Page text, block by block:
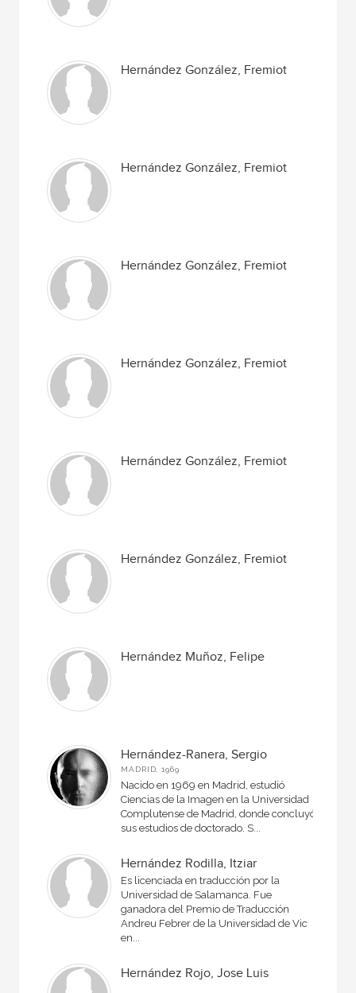
Hernández González, Fremiot
Hernández González, Fremiot
Hernández González, Fremiot
Hernández González, Fremiot
Hernández González, Fremiot
Hernández González, Fremiot
Hernández Muñoz, Felipe
Hernández-Ranera, Sergio
MADRID, 1969
Nacido en 1969 en Madrid, estudió
Ciencias de la Imagen en la Universidad
Complutense de Madrid, donde concluyó
sus estudios de doctorado. S...
Hernández Rodilla, Itziar
Es licenciada en traducción por la
Universidad de Salamanca. Fue
ganadora del Premio de Traducción
Andreu Febrer de la Universidad de Vic
en...
Hernández Rojo, Jose Luis